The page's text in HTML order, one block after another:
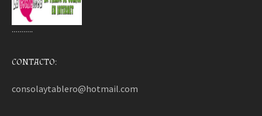
………..
CONTACTO:
consolaytablero@hotmail.com